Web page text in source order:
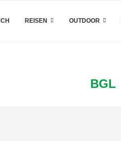
REISEN OUTDOOR
BGL